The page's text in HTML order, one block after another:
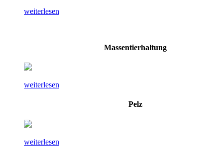
weiterlesen
Massentierhaltung
weiterlesen
Pelz
weiterlesen